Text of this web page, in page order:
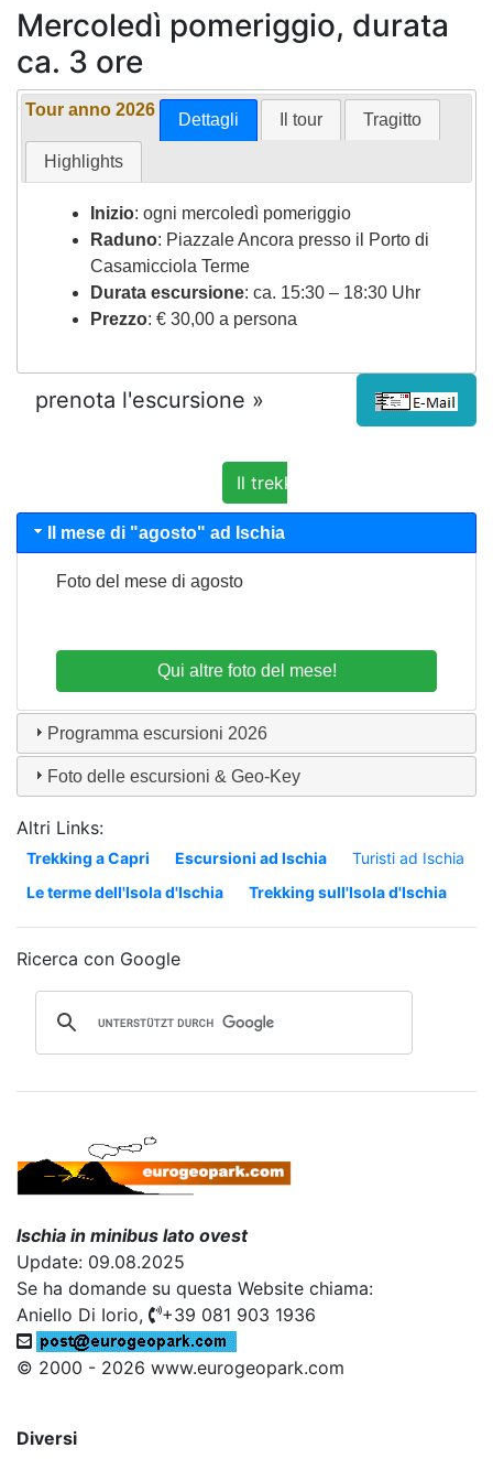
Mercoledì pomeriggio, durata
ca. 3 ore
Tour anno 2026
Dettagli Il tour Tragitto
Highlights
Inizio: ogni mercoledì pomeriggio
Raduno: Piazzale Ancora presso il Porto di
Casamicciola Terme
Durata escursione: ca. 15:30 – 18:30 Uhr
Prezzo: € 30,00 a persona
prenota l'escursione »
Il trekking ed i sentieri di Ischia
Il mese di "agosto" ad Ischia
Foto del mese diagosto
Programma escursioni 2026
Foto delle escursioni & Geo-Key
Altri Links:
Trekking a Capri Escursioni ad Ischia
Turisti ad Ischia
Le terme dell'Isola d'Ischia
Trekking sull'Isola d'Ischia
Ricerca con Google
Ischia in minibus lato ovest
Update: 09.08.2025
Se ha domande su questa Website chiama:
Aniello Di Iorio,
+39 081 903 1936
© 2000 - 2026 www.eurogeopark.com
Diversi